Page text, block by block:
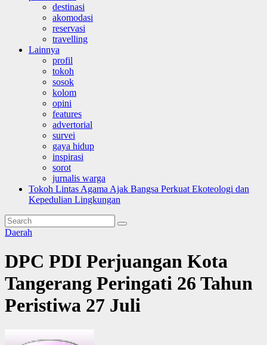
destinasi
akomodasi
reservasi
travelling
Lainnya
profil
tokoh
sosok
kolom
opini
features
advertorial
survei
gaya hidup
inspirasi
sorot
jurnalis warga
Tokoh Lintas Agama Ajak Bangsa Perkuat Ekoteologi dan
Kepedulian Lingkungan
Daerah
DPC PDI Perjuangan Kota
Tangerang Peringati 26 Tahun
Peristiwa 27 Juli